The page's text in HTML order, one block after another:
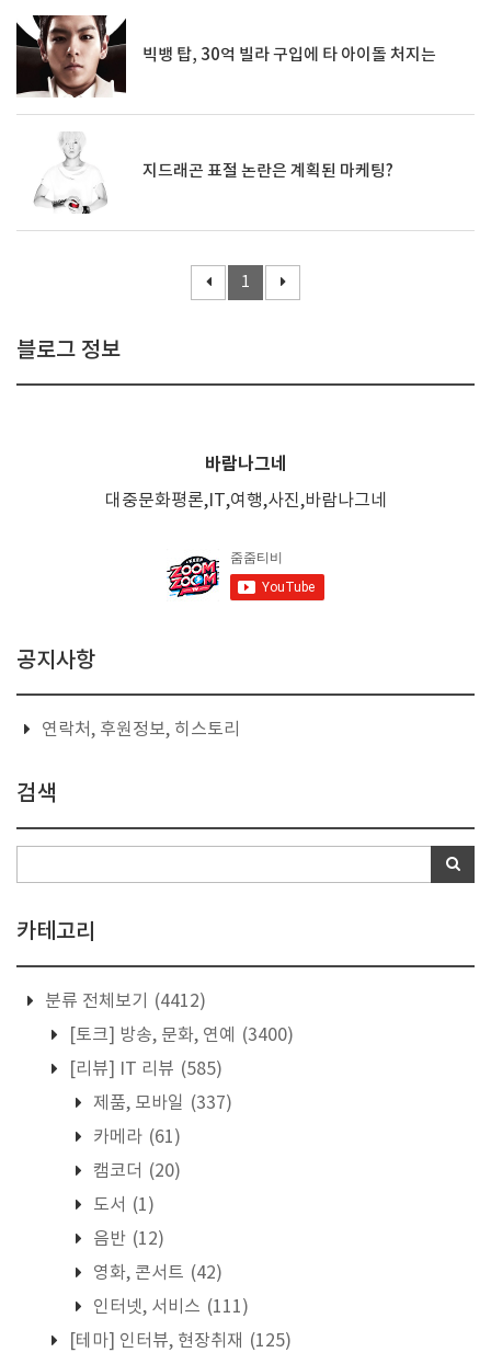
빅뱅 탑, 30억 빌라 구입에 타 아이돌 처지는
지드래곤 표절 논란은 계획된 마케팅?
1
블로그 정보
바람나그네
대중문화평론,IT,여행,사진,바람나그네
공지사항
연락처, 후원정보, 히스토리
검색
카테고리
분류 전체보기
(4412)
[토크] 방송, 문화, 연예
(3400)
[리뷰] IT 리뷰 (585)
제품, 모바일 (337)
카메라 (61)
캠코더 (20)
도서 (1)
음반 (12)
영화, 콘서트 (42)
인터넷, 서비스 (111)
[테마] 인터뷰, 현장취재 (125)